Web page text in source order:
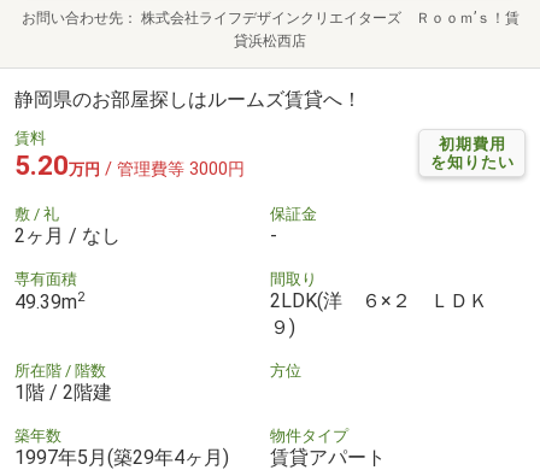
お問い合わせ先
株式会社ライフデザインクリエイターズ Ｒｏｏｍ’ｓ！賃
貸浜松西店
静岡県のお部屋探しはルームズ賃貸へ！
初期費用
を知りたい
賃料
5.20万円 / 管理費等 3000円
敷 / 礼
2ヶ月 / なし
保証金
-
専有面積
49.39m2
間取り
2LDK(洋 ６×２ ＬＤＫ
９)
所在階 / 階数
1階 / 2階建
方位
築年数
1997年5月(築29年4ヶ月)
物件タイプ
賃貸アパート